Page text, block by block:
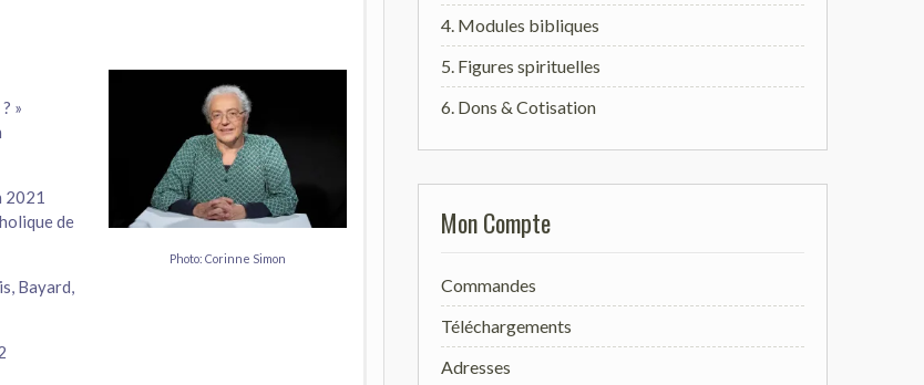
»
2021
de
Bayard,
Photo: Corinne Simon
4. Modules bibliques
5. Figures spirituelles
6. Dons & Cotisation
Mon Compte
Commandes
Téléchargements
Adresses